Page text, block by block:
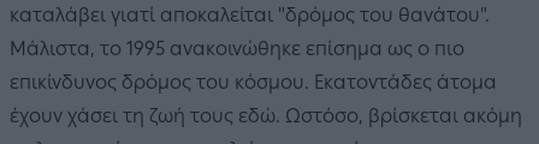
καταλάβει γιατί αποκαλείται "δρόμος του θανάτου".
Μάλιστα, το 1995 ανακοινώθηκε επίσημα ως ο πιο
επικίνδυνος δρόμος του κόσμου. Εκατοντάδες άτομα
έχουν χάσει τη ζωή τους εδώ. Ωστόσο, βρίσκεται ακόμη